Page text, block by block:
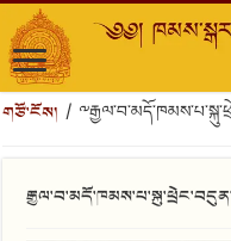
གཙོ་ངོས། /